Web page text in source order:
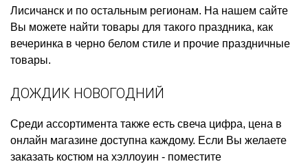
Лисичанск и по остальным регионам. На нашем сайте
Вы можете найти товары для такого праздника, как
вечеринка в черно белом стиле и прочие праздничные
товары.
ДОЖДИК НОВОГОДНИЙ
Среди ассортимента также есть свеча цифра, цена в
онлайн магазине доступна каждому. Если Вы желаете
заказать костюм на хэллоуин - поместите